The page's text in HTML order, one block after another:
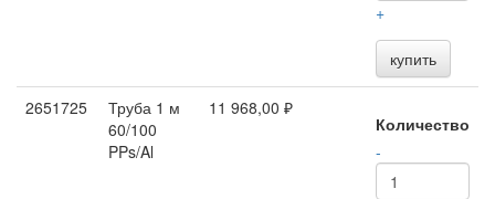
+
купить
2651725
Труба 1 м
60/100
PPs/Al
11 968,00 ₽
Количество
-